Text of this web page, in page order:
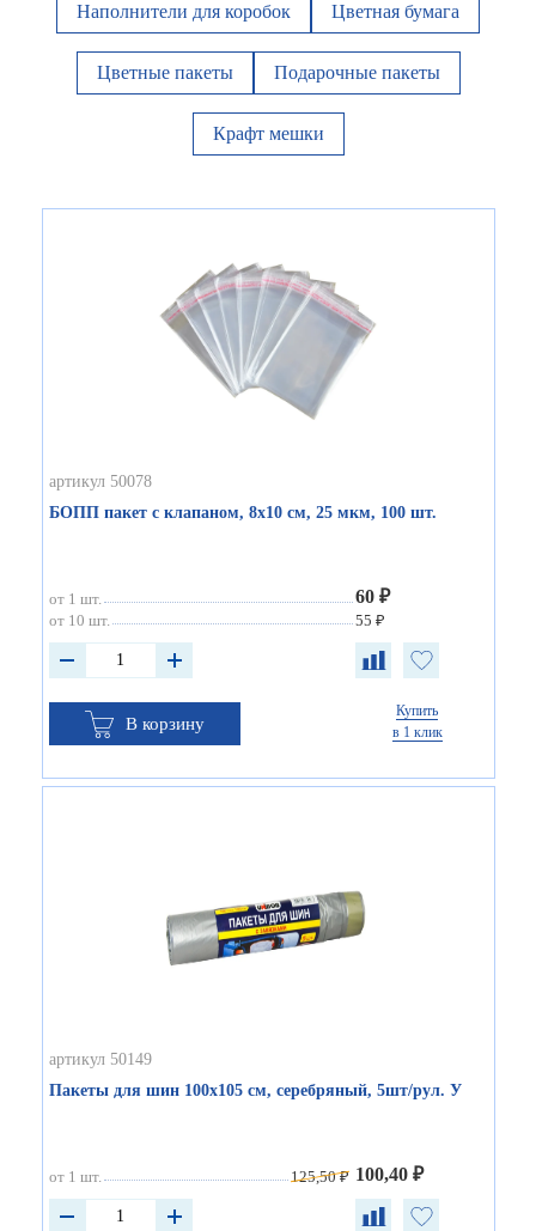
Наполнители для коробок Цветная бумага
Цветные пакеты Подарочные пакеты
Крафт мешки
артикул 50078
БОПП пакет с клапаном, 8х10 см, 25 мкм, 100 шт.
от 1 шт. 60 ₽
от 10 шт. 55 ₽
В корзину
Купить
в 1 клик
артикул 50149
Пакеты для шин 100х105 см, серебряный, 5шт/рул. У
от 1 шт. 125,50 ₽ 100,40 ₽